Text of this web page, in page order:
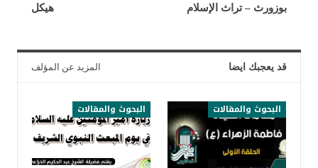
بوزورث – تراث الإسلام
هيكل
قد يعجبك ايضا المزيد عن المؤلف
البحوث والمقالات البحوث والمقالات